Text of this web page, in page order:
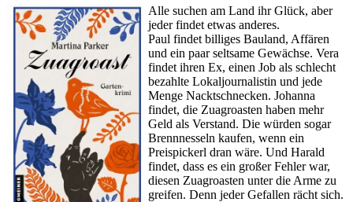
Alle suchen am Land ihr Glück, aber
jeder findet etwas anderes.
Paul findet billiges Bauland, Affären
und ein paar seltsame Gewächse. Vera
findet ihren Ex, einen Job als schlecht
bezahlte Lokaljournalistin und jede
Menge Nacktschnecken. Johanna
findet, die Zuagroasten haben mehr
Geld als Verstand. Die würden sogar
Brennnesseln kaufen, wenn ein
Preispickerl dran wäre. Und Harald
findet, dass es ein großer Fehler war,
diesen Zuagroasten unter die Arme zu
greifen. Denn jeder Gefallen rächt sich.